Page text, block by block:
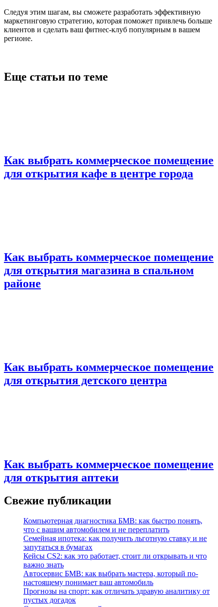
Следуя этим шагам, вы сможете разработать эффективную
маркетинговую стратегию, которая поможет привлечь больше
клиентов и сделать ваш фитнес-клуб популярным в вашем
регионе.
Еще статьи по теме
Как выбрать коммерческое помещение
для открытия кафе в центре города
Как выбрать коммерческое помещение
для открытия магазина в спальном
районе
Как выбрать коммерческое помещение
для открытия детского центра
Как выбрать коммерческое помещение
для открытия аптеки
Свежие публикации
Компьютерная диагностика БМВ: как быстро понять,
что с вашим автомобилем и не переплатить
Семейная ипотека: как получить льготную ставку и не
запутаться в бумагах
Кейсы CS2: как это работает, стоит ли открывать и что
важно знать
Автосервис БМВ: как выбрать мастера, который по-
настоящему понимает ваш автомобиль
Прогнозы на спорт: как отличать здравую аналитику от
пустых догадок